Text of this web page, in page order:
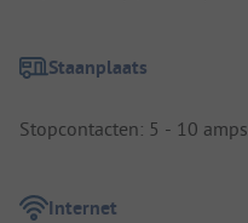
Staanplaats
Stopcontacten: 5 - 10 amps
Internet